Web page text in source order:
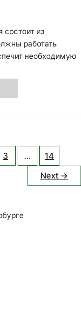
состоит из
работать
необходимую
3 … 14
Next →